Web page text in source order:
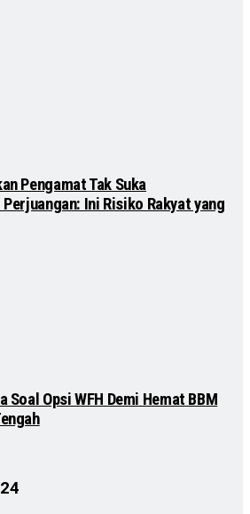
Pengamat Tak Suka
Ini Risiko Rakyat yang
Soal Opsi WFH Demi Hemat BBM